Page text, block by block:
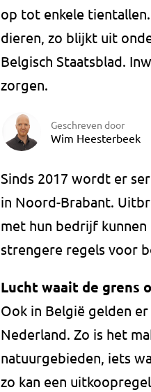
op tot enkele
dieren, zo blijkt uit
Belgisch Staatsblad.
zorgen.
Geschreven door
Wim Heesterbeek
Sinds 2017 wordt er
in Noord-Brabant.
met hun bedrijf
strengere regels voor
Lucht waait de grens
Ook in België gelden
Nederland. Zo is het
natuurgebieden, iets
zo kan een